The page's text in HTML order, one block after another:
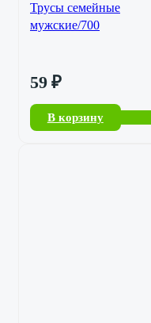
Трусы семейные
мужские/700
59 ₽
В корзину